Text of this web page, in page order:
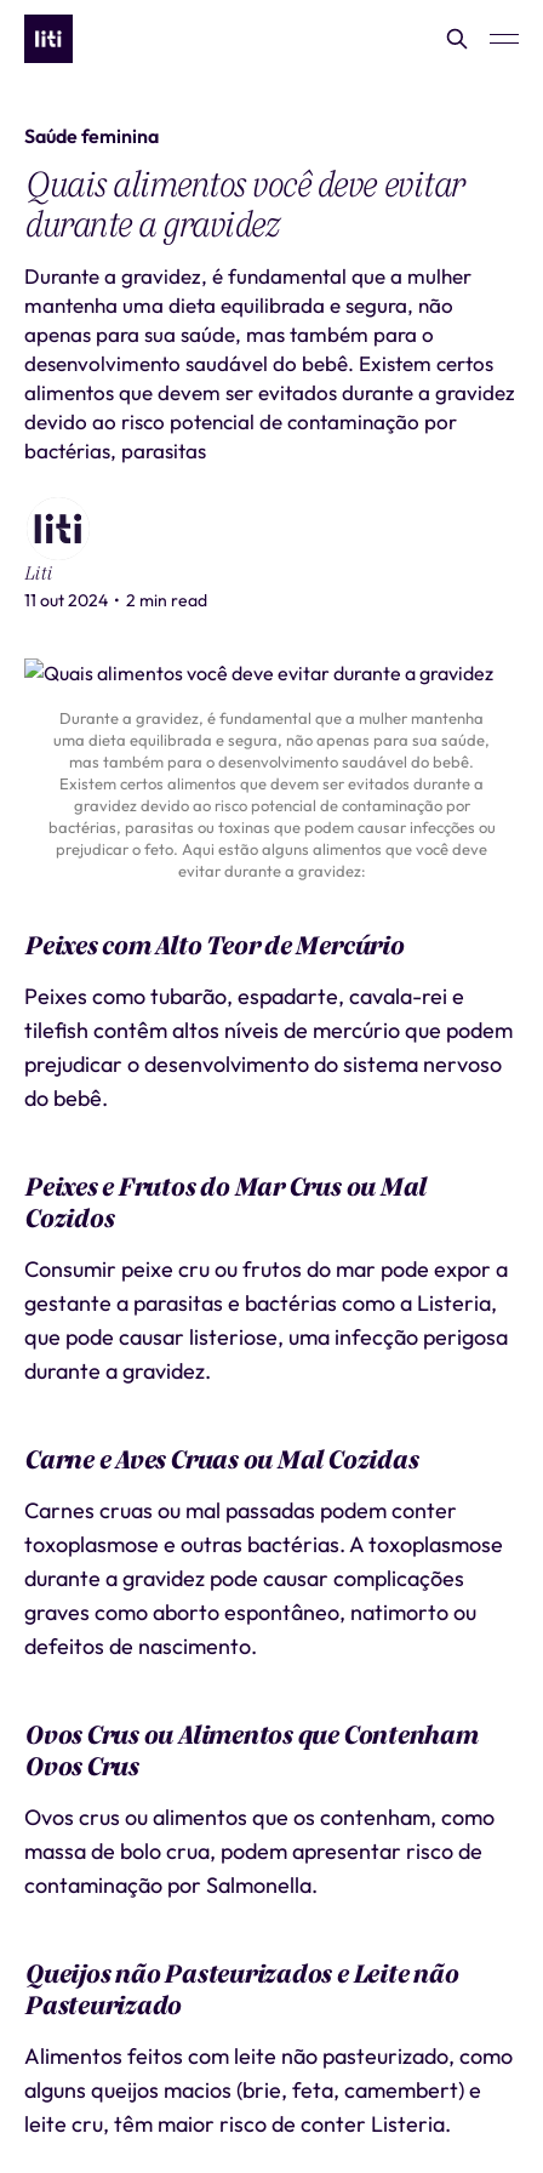
Saúde feminina
Quais alimentos você deve evitar
durante a gravidez
Durante a gravidez, é fundamental que a mulher
mantenha uma dieta equilibrada e segura, não
apenas para sua saúde, mas também para o
desenvolvimento saudável do bebê. Existem certos
alimentos que devem ser evitados durante a gravidez
devido ao risco potencial de contaminação por
bactérias, parasitas
Liti
11 out 2024 • 2 min read
Durante a gravidez, é fundamental que a mulher mantenha
uma dieta equilibrada e segura, não apenas para sua saúde,
mas também para o desenvolvimento saudável do bebê.
Existem certos alimentos que devem ser evitados durante a
gravidez devido ao risco potencial de contaminação por
bactérias, parasitas ou toxinas que podem causar infecções ou
prejudicar o feto. Aqui estão alguns alimentos que você deve
evitar durante a gravidez:
Peixes com Alto Teor de Mercúrio
Peixes como tubarão, espadarte, cavala-rei e
tilefish contêm altos níveis de mercúrio que podem
prejudicar o desenvolvimento do sistema nervoso
do bebê.
Peixes e Frutos do Mar Crus ou Mal
Cozidos
Consumir peixe cru ou frutos do mar pode expor a
gestante a parasitas e bactérias como a Listeria,
que pode causar listeriose, uma infecção perigosa
durante a gravidez.
Carne e Aves Cruas ou Mal Cozidas
Carnes cruas ou mal passadas podem conter
toxoplasmose e outras bactérias. A toxoplasmose
durante a gravidez pode causar complicações
graves como aborto espontâneo, natimorto ou
defeitos de nascimento.
Ovos Crus ou Alimentos que Contenham
Ovos Crus
Ovos crus ou alimentos que os contenham, como
massa de bolo crua, podem apresentar risco de
contaminação por Salmonella.
Queijos não Pasteurizados e Leite não
Pasteurizado
Alimentos feitos com leite não pasteurizado, como
alguns queijos macios (brie, feta, camembert) e
leite cru, têm maior risco de conter Listeria.